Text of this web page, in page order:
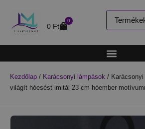
0 Ft
0
Kezdőlap / Karácsonyi lámpások / Karácsonyi
világít hóesést imitál 23 cm hóember